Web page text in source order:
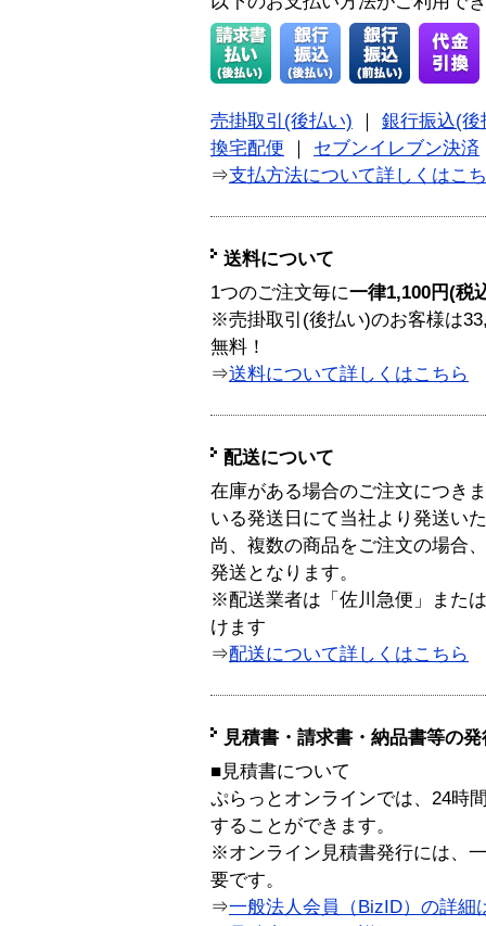
売掛取引(後払い)
銀行振込(後
換宅配便
セブンイレブン決済
⇒支払方法について詳しくはこ
送料について
1つのご注文毎に一律1,100円(税
※売掛取引(後払い)のお客様は
無料！
⇒送料について詳しくはこちら
配送について
在庫がある場合のご注文につき
いる発送日にて当社より発送い
尚、複数の商品をご注文の場合
発送となります。
※配送業者は「佐川急便」また
けます
⇒配送について詳しくはこちら
見積書・請求書・納品書等の
■見積書について
ぷらっとオンラインでは、24時
することができます。
※オンライン見積書発行には、
要です。
⇒一般法人会員（BizID）の詳細